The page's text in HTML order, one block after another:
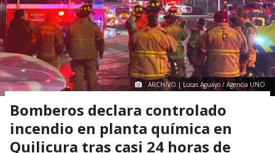
ARCHIVO | Lucas Aguayo / Agencia UNO
Bomberos declara controlado
incendio en planta química en
Quilicura tras casi 24 horas de